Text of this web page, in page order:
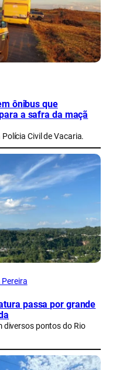
ônibus que
a safra da maçã
Civil de Vacaria.
passa por grande
diversos pontos do Rio